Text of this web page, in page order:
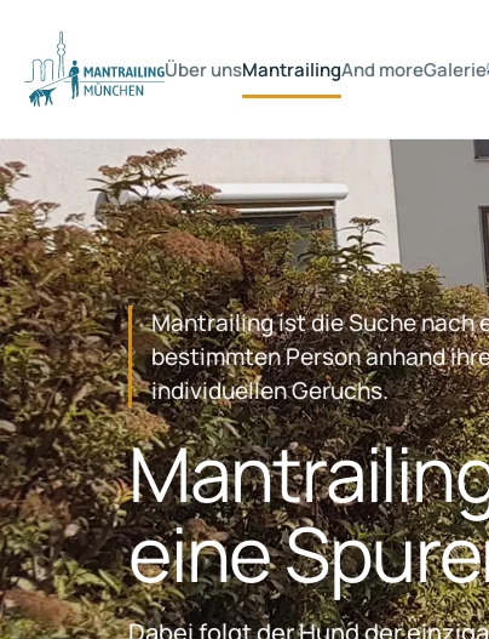
Über unsMantrailingAnd moreGalerie
Mantrailing ist die Suche nach
bestimmten Person anhand
individuellen Geruchs.
eine
Dabei folgt der Hund der